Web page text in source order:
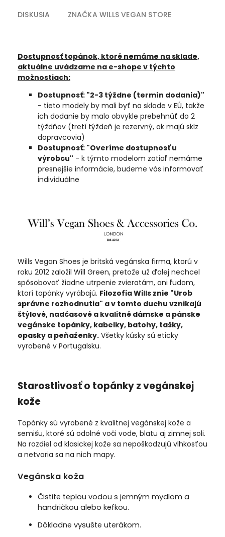
DISKUSIA ZNAČKA WILLS VEGAN STORE
Dostupnosť topánok, ktoré nemáme na sklade,
aktuálne uvádzame na e-shope v týchto
možnostiach:
Dostupnosť: "2-3 týždne (termín dodania)"
- tieto modely by mali byť na sklade v EÚ, takže
ich dodanie by malo obvykle prebehnúť do 2
týždňov (tretí týždeň je rezervný, ak majú sklz
dopravcovia)
Dostupnosť: "Overíme dostupnosť u
výrobcu" - k týmto modelom zatiaľ nemáme
presnejšie informácie, budeme vás informovať
individuálne
Wills Vegan Shoes je britská vegánska firma, ktorú v
roku 2012 založil Will Green, pretože už ďalej nechcel
spôsobovať žiadne utrpenie zvieratám, ani ľudom,
ktorí topánky vyrábajú. Filozofia Wills znie "Urob
správne rozhodnutia" a v tomto duchu vznikajú
štýlové, nadčasové a kvalitné dámske a pánske
vegánske topánky, kabelky, batohy, tašky,
opasky a peňaženky. Všetky kúsky sú eticky
vyrobené v Portugalsku.
Starostlivosť o topánky z vegánskej
kože
Topánky sú vyrobené z kvalitnej vegánskej kože a
semišu, ktoré sú odolné voči vode, blatu aj zimnej soli.
Na rozdiel od klasickej kože sa nepoškodzujú vlhkosťou
a netvoria sa na nich mapy.
Vegánska koža
Čistite teplou vodou s jemným mydlom a
handričkou alebo kefkou.
Dôkladne vysušte uterákom.